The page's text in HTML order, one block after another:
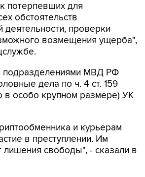
потерпевших для
обстоятельств
деятельности, проверки
возмещения ущерба",
подразделениями МВД РФ
дела по ч. 4 ст. 159
в особо крупном размере) УК
и курьерам
в преступлении. Им
лишения свободы", - сказали в